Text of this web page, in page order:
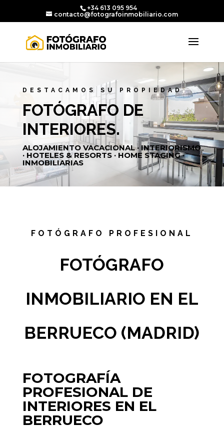
+34 613 095 954
contacto@fotografoinmobiliario.com
DESTACAMOS SU PROPIEDAD
FOTÓGRAFO DE
INTERIORES.
ALOJAMIENTO VACACIONAL · INTERIORISMO
· HOTELES & RESORTS · HOME STAGING ·
INMOBILIARIAS
FOTÓGRAFO PROFESIONAL
FOTÓGRAFO
INMOBILIARIO EN EL
BERRUECO (MADRID)
FOTOGRAFÍA
PROFESIONAL DE
INTERIORES EN EL
BERRUECO